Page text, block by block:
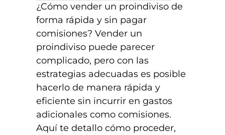
¿Cómo vender un proindiviso de
forma rápida y sin pagar
comisiones? Vender un
proindiviso puede parecer
complicado, pero con las
estrategias adecuadas es posible
hacerlo de manera rápida y
eficiente sin incurrir en gastos
adicionales como comisiones.
Aquí te detallo cómo proceder,